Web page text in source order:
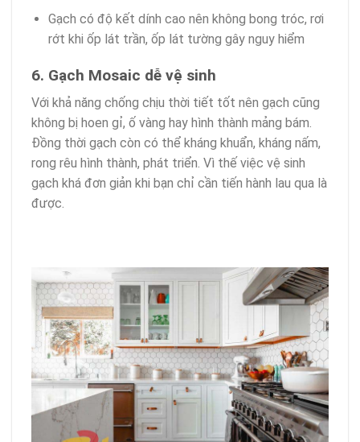
Gạch có độ kết dính cao nên không bong tróc, rơi
rớt khi ốp lát trần, ốp lát tường gây nguy hiểm
6. Gạch Mosaic dễ vệ sinh
Với khả năng chống chịu thời tiết tốt nên gạch cũng
không bị hoen gỉ, ố vàng hay hình thành mảng bám.
Đồng thời gạch còn có thể kháng khuẩn, kháng nấm,
rong rêu hình thành, phát triển. Vì thế việc vệ sinh
gạch khá đơn giản khi bạn chỉ cần tiến hành lau qua là
được.